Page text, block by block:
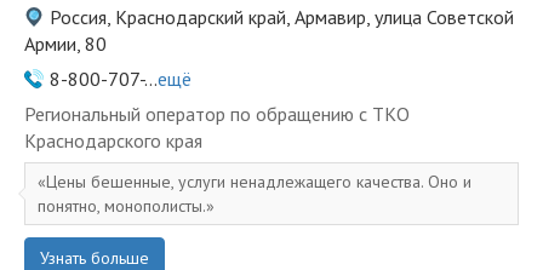
Россия, Краснодарский край, Армавир, улица Советской
Армии, 80
8-800-707-...ещё
Региональный оператор по обращению с ТКО
Краснодарского края
Цены бешенные, услуги ненадлежащего качества. Оно и
понятно, монополисты.
Узнать больше